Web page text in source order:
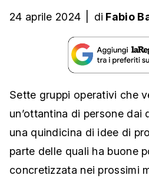
24 aprile 2024 di Fabio
Sette gruppi operativi che
un’ottantina di persone dai
una quindicina di idee di
parte delle quali ha buone
concretizzata nei prossimi